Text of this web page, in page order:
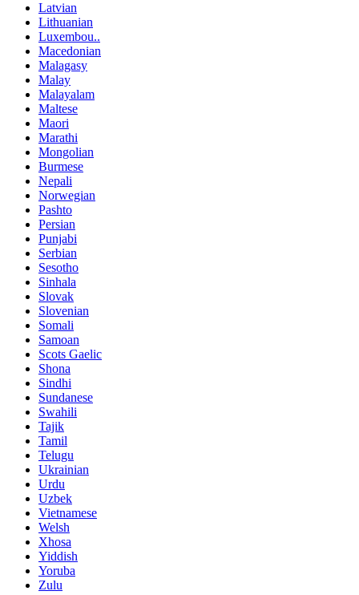
Latvian
Lithuanian
Luxembou..
Macedonian
Malagasy
Malay
Malayalam
Maltese
Maori
Marathi
Mongolian
Burmese
Nepali
Norwegian
Pashto
Persian
Punjabi
Serbian
Sesotho
Sinhala
Slovak
Slovenian
Somali
Samoan
Scots Gaelic
Shona
Sindhi
Sundanese
Swahili
Tajik
Tamil
Telugu
Ukrainian
Urdu
Uzbek
Vietnamese
Welsh
Xhosa
Yiddish
Yoruba
Zulu